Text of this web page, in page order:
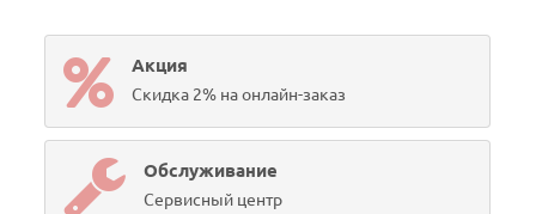
Акция
Скидка 2% на онлайн-заказ
Обслуживание
Сервисный центр